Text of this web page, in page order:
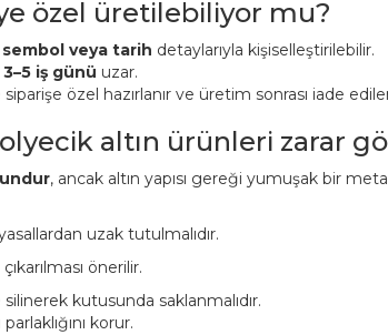
özel üretilebiliyor mu?
veya tarih detaylarıyla kişiselleştirilebilir.
3–5 iş günü uzar.
özel hazırlanır ve üretim sonrası iade
altın ürünleri zarar
, ancak altın yapısı gereği yumuşak bir
uzak tutulmalıdır.
önerilir.
kutusunda saklanmalıdır.
korur.